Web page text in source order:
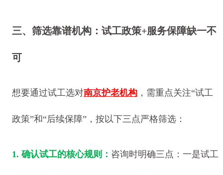
三、筛选靠谱机构：试工政策+服务保障缺一不
可
想要通过试工选对南京护老机构，需重点关注“试工
政策”和“后续保障”，按以下三点严格筛选：
1. 确认试工的核心规则： 咨询时明确三点：一是试工